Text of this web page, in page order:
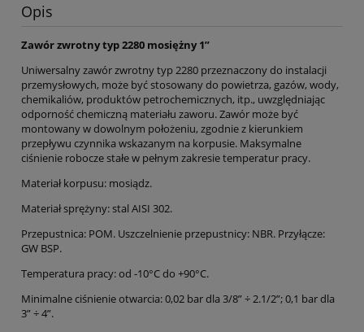
Opis
Zawór zwrotny typ 2280 mosiężny 1”
Uniwersalny zawór zwrotny typ 2280 przeznaczony do instalacji
przemysłowych, może być stosowany do powietrza, gazów, wody,
chemikaliów, produktów petrochemicznych, itp., uwzględniając
odporność chemiczną materiału zaworu. Zawór może być
montowany w dowolnym położeniu, zgodnie z kierunkiem
przepływu czynnika wskazanym na korpusie. Maksymalne
ciśnienie robocze stałe w pełnym zakresie temperatur pracy.
Materiał korpusu: mosiądz.
Materiał sprężyny: stal AISI 302.
Przepustnica: POM. Uszczelnienie przepustnicy: NBR. Przyłącze:
GW BSP.
Temperatura pracy: od -10°C do +90°C.
Minimalne ciśnienie otwarcia: 0,02 bar dla 3/8” ÷ 2.1/2”; 0,1 bar dla
3” ÷ 4”.